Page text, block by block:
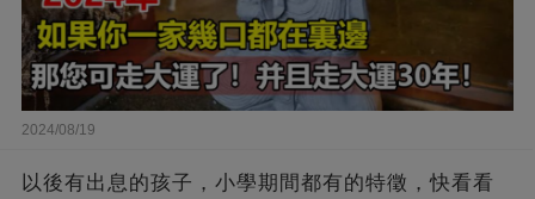
2024/08/19
以後有出息的孩子，小學期間都有的特徵，快看看